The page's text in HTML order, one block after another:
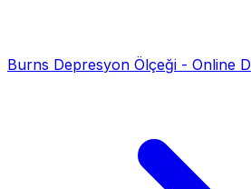
Burns Depresyon Ölçeği - Online